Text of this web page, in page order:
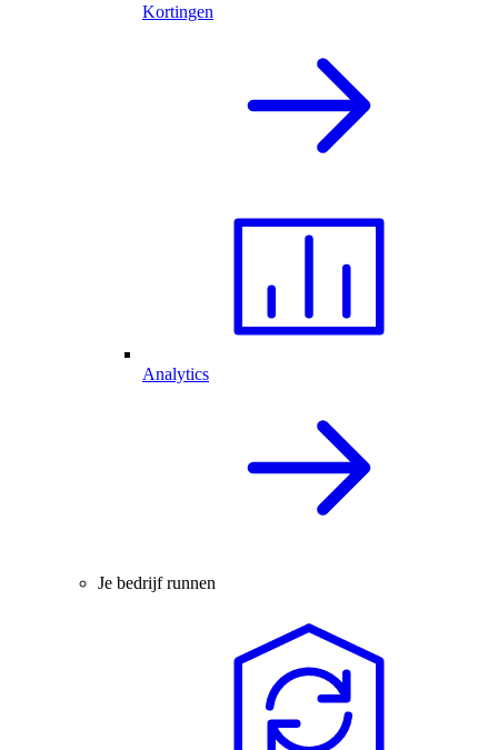
Kortingen
Analytics
Je bedrijf runnen